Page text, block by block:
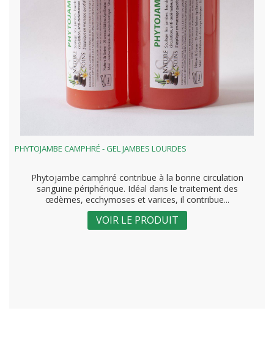
PHYTOJAMBE CAMPHRÉ - GEL JAMBES LOURDES
Phytojambe camphré contribue à la bonne circulation
sanguine périphérique. Idéal dans le traitement des
œdèmes, ecchymoses et varices, il contribue...
VOIR LE PRODUIT